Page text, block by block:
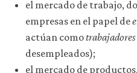
los
que
tener
una
el mercado de trabajo,
empresas en el papel de
actúan comotrabajadores
desempleados);
el mercado de